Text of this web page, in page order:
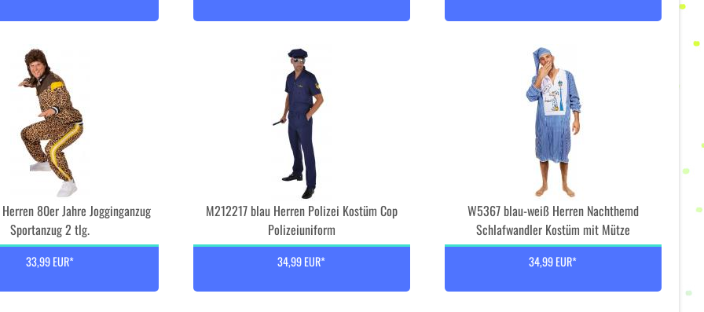
80er Jahre Jogginganzug
Sportanzug 2 tlg.
33,99 EUR*
M212217 blau Herren Polizei Kostüm Cop
Polizeiuniform
34,99 EUR*
W5367 blau-weiß Herren Nachthemd
Schlafwandler Kostüm mit Mütze
34,99 EUR*